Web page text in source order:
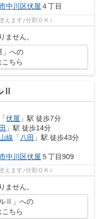
中川区伏屋 ４丁目
えます♪分割ＯＫ♪
ません。
」への
ちら
Ⅱ
「伏屋 」駅 徒歩7分
」駅 徒歩14分
線 「八田 」駅 徒歩43分
中川区伏屋 ５丁目909
えます♪分割ＯＫ♪
ません。
ルⅡ」への
ちら